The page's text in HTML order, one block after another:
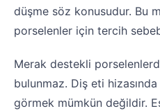
düşme söz konusudur. Bu
porselenler için tercih
Merak destekli
bulunmaz. Diş eti
görmek mümkün değildir.